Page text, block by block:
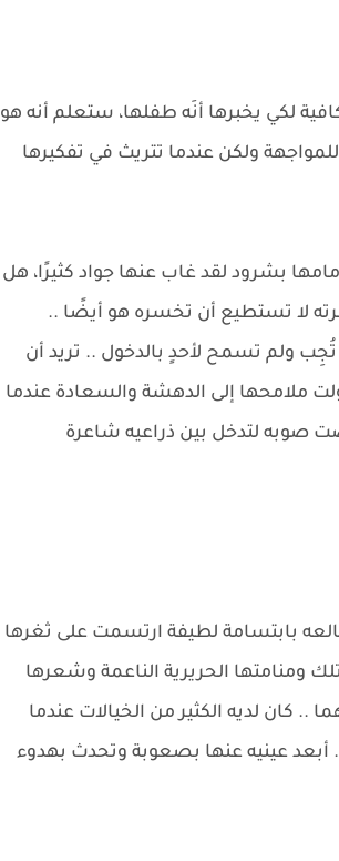
لكي يخبرها أنَه طفلها، ستعلم أنه هو
ولكن عندما تتريث في تفكيرها
بشرود لقد غاب عنها جواد كثيرًا، هل
لا تستطيع أن تخسره هو أيضًا ..
ولم تسمح لأحدٍ بالدخول .. تريد أن
ملامحها إلى الدهشة والسعادة عندما
صوبه لتدخل بين ذراعيه شاعرة
بابتسامة لطيفة ارتسمت على ثغرها
ومنامتها الحريرية الناعمة وشعرها
كان لديه الكثير من الخيالات عندما
عينيه عنها بصعوبة وتحدث بهدوء